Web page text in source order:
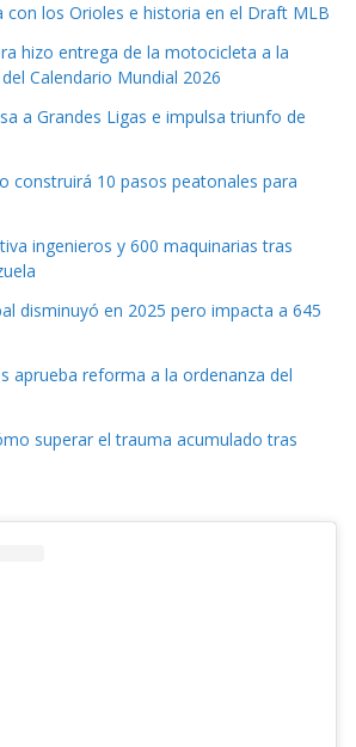
con los Orioles e historia en el Draft MLB
hizo entrega de la motocicleta a la
Calendario Mundial 2026
a Grandes Ligas e impulsa triunfo de
construirá 10 pasos peatonales para
ingenieros y 600 maquinarias tras
disminuyó en 2025 pero impacta a 645
aprueba reforma a la ordenanza del
superar el trauma acumulado tras